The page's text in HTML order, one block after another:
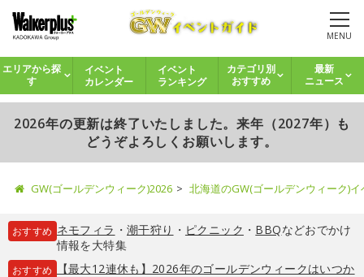
MENU
エリアから探
す
イベント
カレンダー
イベント
ランキング
カテゴリ別
おすすめ
最新
ニュース
2026年の更新は終了いたしました。来年（2027年）も
どうぞよろしくお願いします。
GW(ゴールデンウィーク)2026 北海道のGW(ゴールデンウィーク)
おすすめ ネモフィラ ・ 潮干狩り ・ ピクニック ・ BBQなどおでかけ
情報を大特集
おすすめ
【最大12連休も】2026年のゴールデンウィークはいつか